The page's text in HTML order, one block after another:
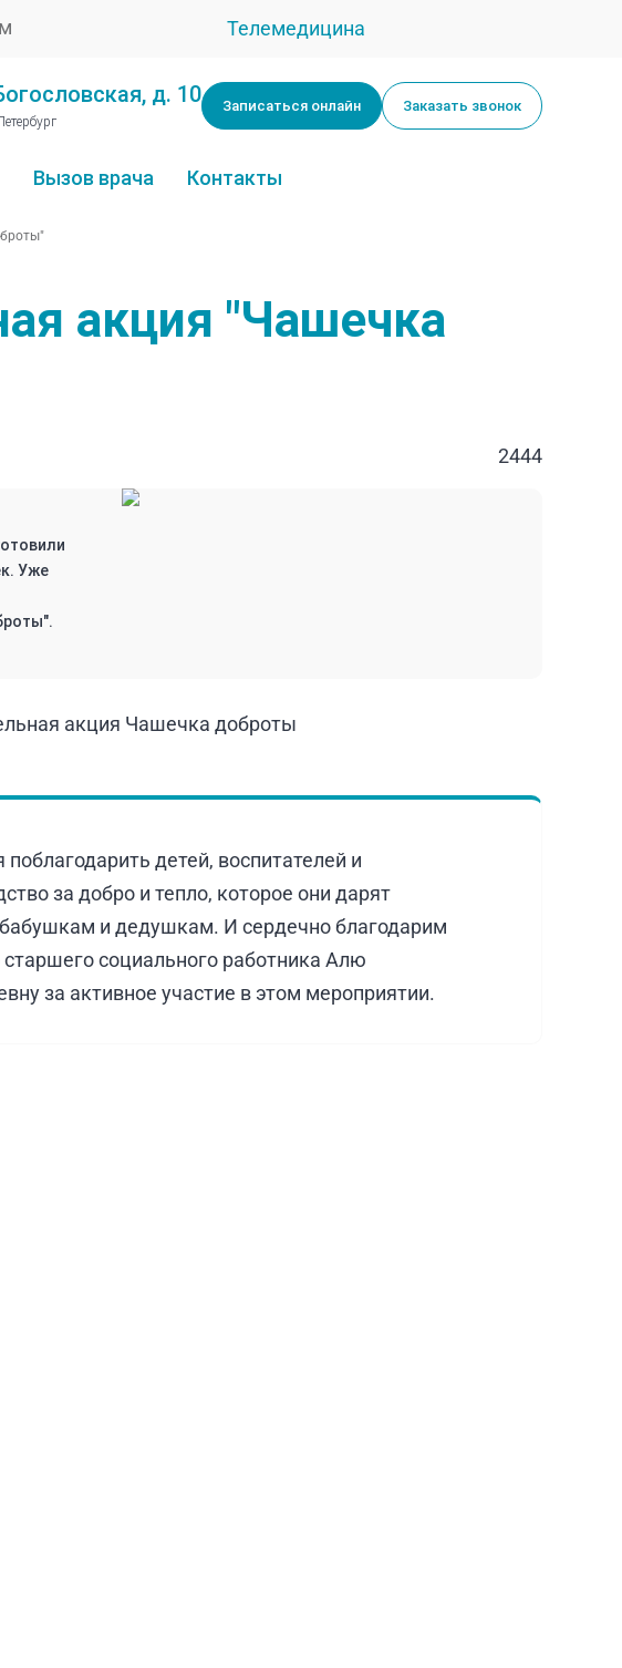
Телемедицина
д. 10 Записаться онлайн Заказать звонок
Вызов врача Контакты
акция "Чашечка
2444
Уже
поблагодарить детей, воспитателей и
за добро и тепло, которое они дарят
и дедушкам. И сердечно благодарим
социального работника Алю
за активное участие в этом мероприятии.